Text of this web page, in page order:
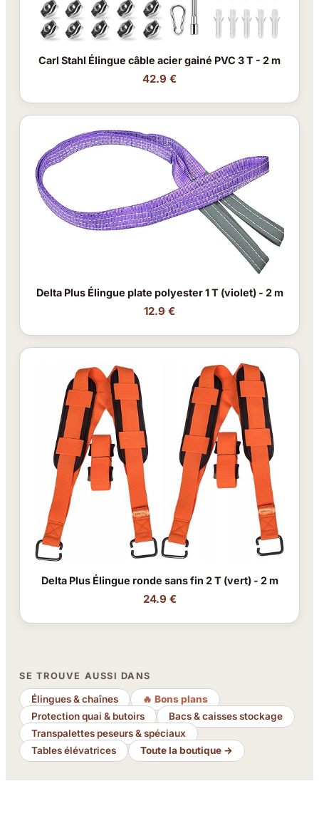
Carl Stahl Élingue câble acier gainé PVC 3 T - 2 m
42.9 €
Delta Plus Élingue plate polyester 1 T (violet) - 2 m
12.9 €
Delta Plus Élingue ronde sans fin 2 T (vert) - 2 m
24.9 €
SE TROUVE AUSSI DANS
Élingues & chaînes
🔥 Bons plans
Protection quai & butoirs
Bacs & caisses stockage
Transpalettes peseurs & spéciaux
Tables élévatrices
Toute la boutique →